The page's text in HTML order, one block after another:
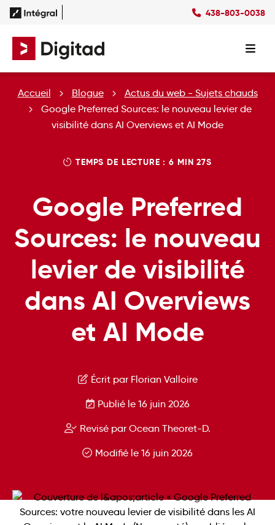
438-803-0038
SEM
Social Ads
Studio
Forfaits SEM
Forfaits Display
Forfaits Social Ads
SuccèsCultureRessourcesEN
Accueil Blogue
Actus du web - Sujets chauds
Google Preferred Sources: le nouveau levier de
visibilité dans AI Overviews et AI Mode
TEMPS DE LECTURE : 6 MIN 27S
Google Preferred
Sources: le nouveau
levier de visibilité
dans AI Overviews
et AI Mode
Écrit par Florian Valloire
Publié le 16 juin 2026
Revisé par Ocean Theoret-D.
Modifié le 16 juin 2026